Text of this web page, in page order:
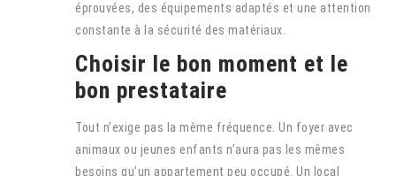
éprouvées, des équipements adaptés et une attention
constante à la sécurité des matériaux.
Choisir le bon moment et le
bon prestataire
Tout n’exige pas la même fréquence. Un foyer avec
animaux ou jeunes enfants n’aura pas les mêmes
besoins qu’un appartement peu occupé. Un local